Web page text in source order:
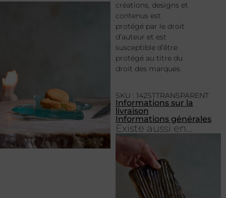
créations, designs et
contenus est
protégé par le droit
d’auteur et est
susceptible d’être
protégé au titre du
droit des marques.
SKU : 142STTRANSPARENT
Informations sur la
livraison
Informations générales
Existe aussi en...